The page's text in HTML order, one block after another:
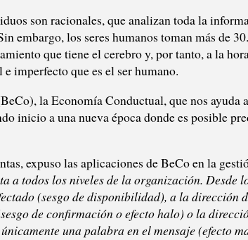
son racionales, que analizan toda la
embargo, los seres humanos toman más de
que tiene el cerebro y, por tanto, a la
imperfecto que es el ser humano.
la Economía Conductual, que nos ayuda
inicio a una nueva época donde es posible
expuso las aplicaciones de BeCo en la
todos los niveles de la organización. Desde
(sesgo de disponibilidad), a la dirección
de confirmación o efecto halo) o la
una palabra en el mensaje (efecto